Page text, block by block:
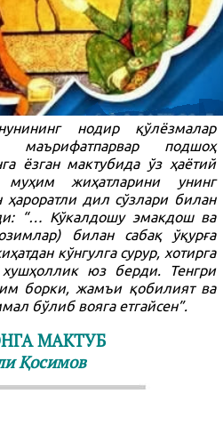
нодир қўлёзмалар
маърифатпарвар подшоҳ
ёзган мактубида ўз ҳаётий
муҳим жиҳатларини унинг
ҳароратли дил сўзлари билан
“… Кўкалдошу эмакдош ва
билан сабақ ўқурға
кўнгулга сурур, хотирга
хушҳоллик юз берди. Тенгри
борки, жамъи қобилият ва
бўлиб вояга етгайсен”.
МАКТУБ
Қосимов